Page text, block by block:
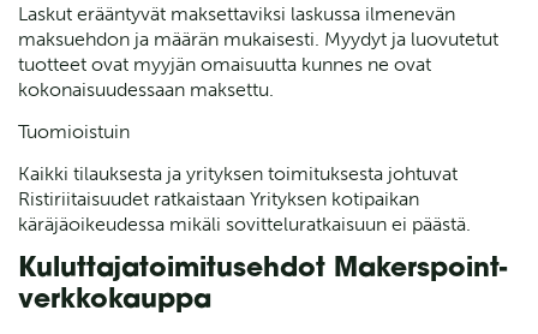
Laskut erääntyvät maksettaviksi laskussa ilmenevän
maksuehdon ja määrän mukaisesti. Myydyt ja luovutetut
tuotteet ovat myyjän omaisuutta kunnes ne ovat
kokonaisuudessaan maksettu.
Tuomioistuin
Kaikki tilauksesta ja yrityksen toimituksesta johtuvat
Ristiriitaisuudet ratkaistaan Yrityksen kotipaikan
käräjäoikeudessa mikäli sovitteluratkaisuun ei päästä.
Kuluttajatoimitusehdot Makerspoint-
verkkokauppa